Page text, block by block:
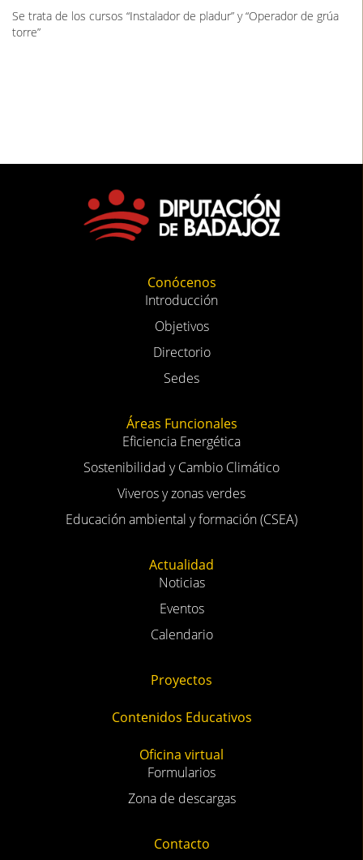
Se trata de los cursos “Instalador de pladur” y “Operador de grúa
torre”
Conócenos
Introducción
Objetivos
Directorio
Sedes
Áreas Funcionales
Eficiencia Energética
Sostenibilidad y Cambio Climático
Viveros y zonas verdes
Educación ambiental y formación (CSEA)
Actualidad
Noticias
Eventos
Calendario
Proyectos
Contenidos Educativos
Oficina virtual
Formularios
Zona de descargas
Contacto